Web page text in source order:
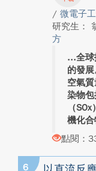
/ 微電子
研究生：
方
全
的發
空氣
染物
（
機化合
點閱：
6